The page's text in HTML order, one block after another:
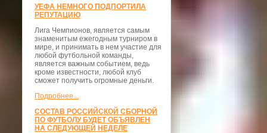
УЕФА НЕМНОГО ПОДПОРТИЛА
РЕПУТАЦИЮ
Лига Чемпионов, является самым
знаменитым ежегодным турниром в
мире, и принимать в нем участие для
любой футбольной команды,
является важным событием, ведь
кроме известности, любой клуб
сможет получить огромные деньги.
Подробнее...
СОСТАВ РОССИЙСКОЙ СБОРНОЙ
ПО ФУТБОЛУ БУДЕТ ОБЪЯВЛЕН
НА СЛЕДУЮЩЕЙ НЕДЕЛЕ